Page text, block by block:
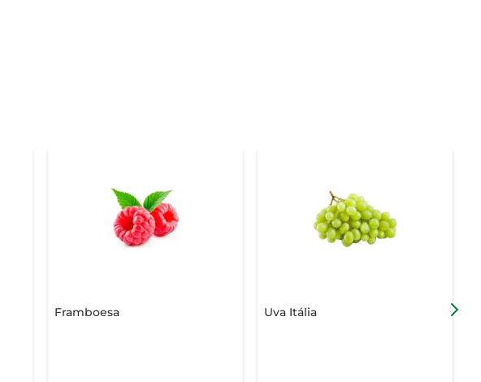
a saladas, combinando com folhas verdes e um toque de limão para um
um toque natural e saudável. Para os amantes de coquetéis, ele
Framboesa Uva Itália